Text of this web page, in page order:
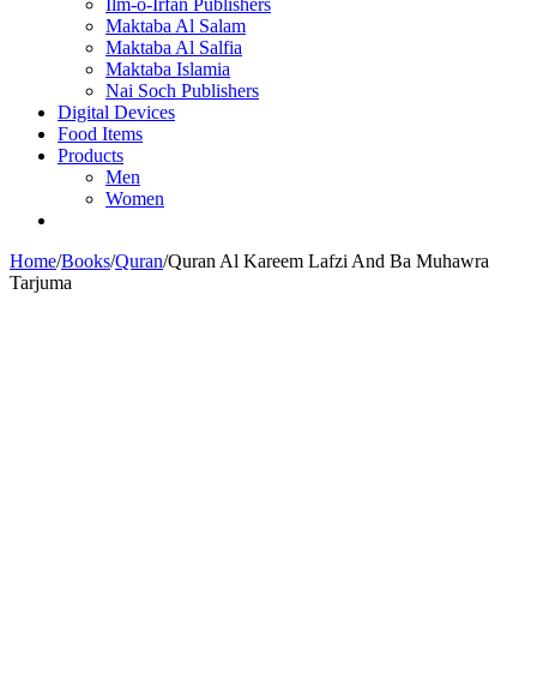
Ilm-o-Irfan Publishers
Maktaba Al Salam
Maktaba Al Salfia
Maktaba Islamia
Nai Soch Publishers
Digital Devices
Food Items
Products
Men
Women
Home/Books/Quran/Quran Al Kareem Lafzi And Ba Muhawra
Tarjuma